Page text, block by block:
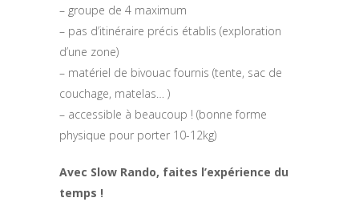
– groupe de 4 maximum
– pas d’itinéraire précis établis (exploration
d’une zone)
– matériel de bivouac fournis (tente, sac de
couchage, matelas… )
– accessible à beaucoup ! (bonne forme
physique pour porter 10-12kg)
Avec Slow Rando, faites l’expérience du
temps !